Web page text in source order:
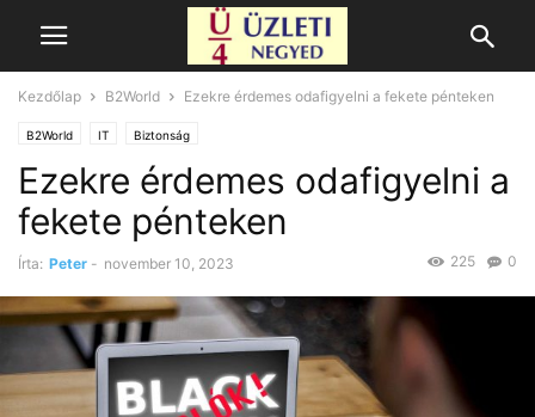
Kezdőlap B2World Ezekre érdemes odafigyelni a fekete pénteken
B2World IT Biztonság
Ezekre érdemes odafigyelni a
fekete pénteken
Írta: Peter - november 10, 2023 0
225